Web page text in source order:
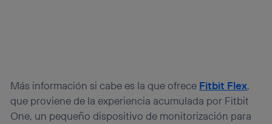
Más información si cabe es la que ofrece Fitbit Flex,
que proviene de la experiencia acumulada por Fitbit
One, un pequeño dispositivo de monitorización para